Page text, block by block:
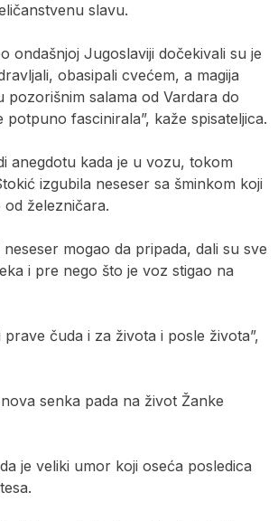
slavu.
ondašnjoj Jugoslaviji dočekivali su je
obasipali cvećem, a magija
pozorišnim salama od Vardara do
potpuno fascinirala”, kaže spisateljica.
anegdotu kada je u vozu, tokom
izgubila neseser sa šminkom koji
železničara.
mogao da pripada, dali su sve
i pre nego što je voz stigao na
prave čuda i za života i posle života”,
senka pada na život Žanke
je veliki umor koji oseća posledica